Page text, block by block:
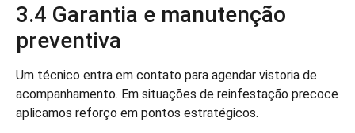
3.4 Garantia e manutenção
preventiva
Um técnico entra em contato para agendar vistoria de
acompanhamento. Em situações de reinfestação precoce
aplicamos reforço em pontos estratégicos.